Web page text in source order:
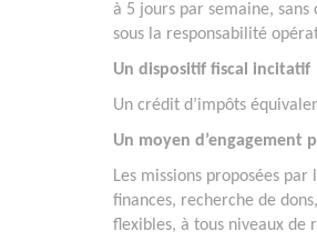
à 5 jours par semaine,
sous la responsabilité
Un dispositif fiscal incitatif
Un crédit d’impôts
Un moyen d’engagement
Les missions proposées
finances, recherche de
flexibles, à tous niveaux de